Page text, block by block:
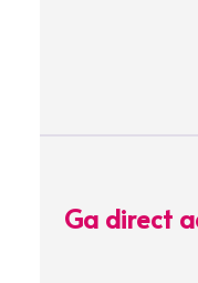
Ga direct